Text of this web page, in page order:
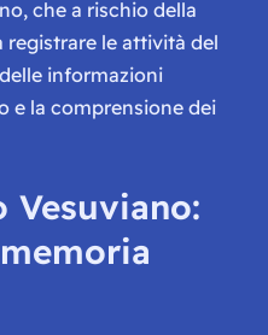
che a rischio della
registrare le attività del
informazioni
e la comprensione dei
Vesuviano: